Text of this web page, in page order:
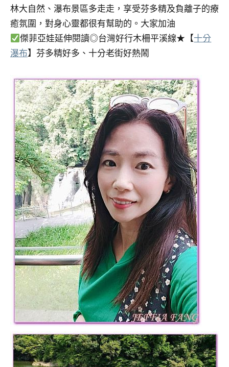
落
客
及
旅
誌
專
欄、
觀
光
局
合
作
達
人
對
象。
★
林大自然、瀑布景區多走走，享受芬多精及負離子的療
癒氛圍，對身心靈都很有幫助的。大家加油
傑菲亞娃延伸閱讀◎台灣好行木柵平溪線★【十分
瀑布】芬多精好多、十分老街好熱鬧